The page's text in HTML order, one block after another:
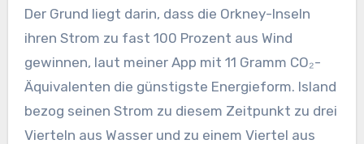
Der Grund liegt darin, dass die Orkney-Inseln
ihren Strom zu fast 100 Prozent aus Wind
gewinnen, laut meiner App mit 11 Gramm CO₂-
Äquivalenten die günstigste Energieform. Island
bezog seinen Strom zu diesem Zeitpunkt zu drei
Vierteln aus Wasser und zu einem Viertel aus